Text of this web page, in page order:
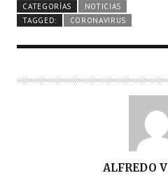
CATEGORÍAS
NOTICIAS
TAGGED:
CORONAVIRUS
ALFREDO